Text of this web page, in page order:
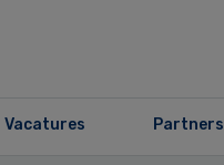
Vacatures Partners